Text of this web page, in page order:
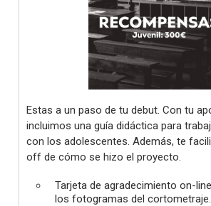
Estas a un paso de tu debut. Con tu
incluimos una guía didáctica para
con los adolescentes. Además, te
off de cómo se hizo el proyecto.
Tarjeta de agradecimiento on-
los fotogramas del cortometraje.